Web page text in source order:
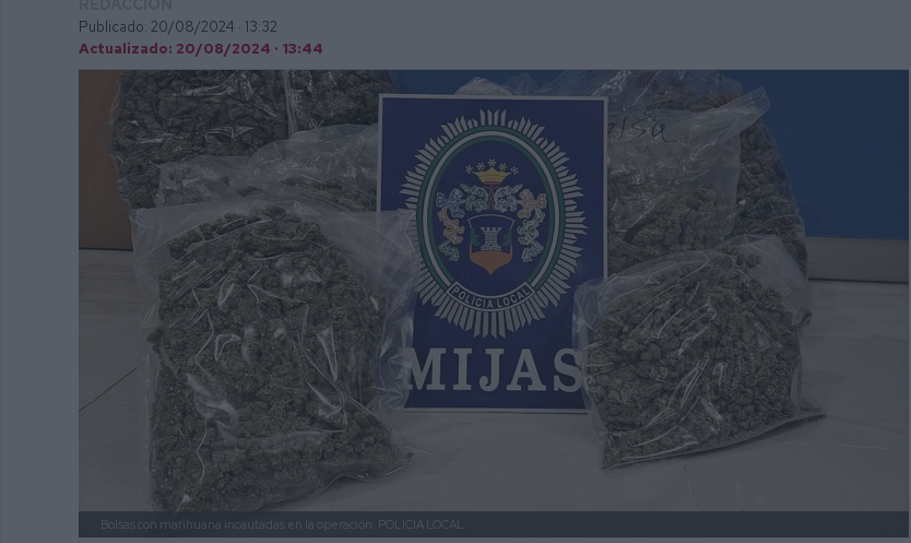
Publicado: 20/08/2024 · 13:32
Actualizado: 20/08/2024 · 13:44
Bolsas con marihuana incautadas en la operación. POLICÍA LOCAL